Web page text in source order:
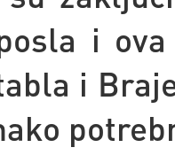
i
i